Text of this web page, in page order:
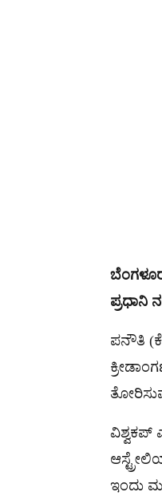
ಪ್ರಧಾನಿ
ಪನೌತಿ
ವಿಶ್ವಕಪ್
ಇಂದು